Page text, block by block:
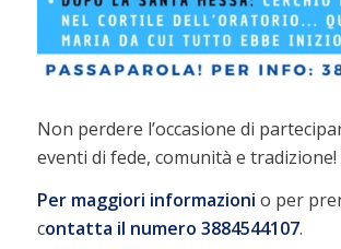
Non perdere l’occasione di
eventi di fede, comunità e tradizione!
Per maggiori informazioni o per
contatta il numero 3884544107.